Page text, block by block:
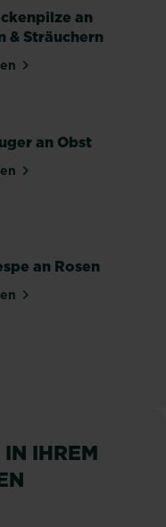
an
& Sträuchern
Blattfleckenpilze an
an Obst
Blattsauger an Obst
an Rosen
Blattwespe an Rosen
IHREM